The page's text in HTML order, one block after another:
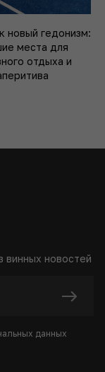
новый гедонизм:
места для
отдыха и
винных новостей
данных